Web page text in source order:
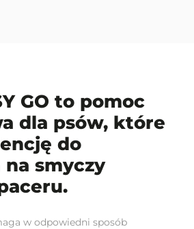
GO to pomoc
dla psów, które
do
smyczy
w odpowiedni sposób